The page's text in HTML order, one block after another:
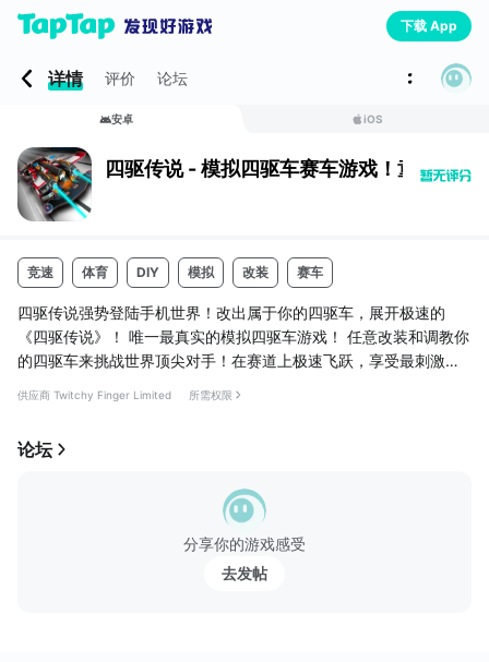
下载 App
详情 评价 论坛
安卓 iOS
四驱传说 - 模拟四驱车赛车游戏！童年回忆
竞速 体育 DIY 模拟 改装 赛车
四驱传说强势登陆手机世界！改出属于你的四驱车，展开极速的
《四驱传说》！ 唯一最真实的模拟四驱车游戏！ 任意改装和调教你
的四驱车来挑战世界顶尖对手！在赛道上极速飞跃，享受最刺激的
『RPG故事』
解锁人物Avatar来用于其他模式
供应商 Twitchy Finger Limited 所需权限
论坛
分享你的游戏感受
去发帖